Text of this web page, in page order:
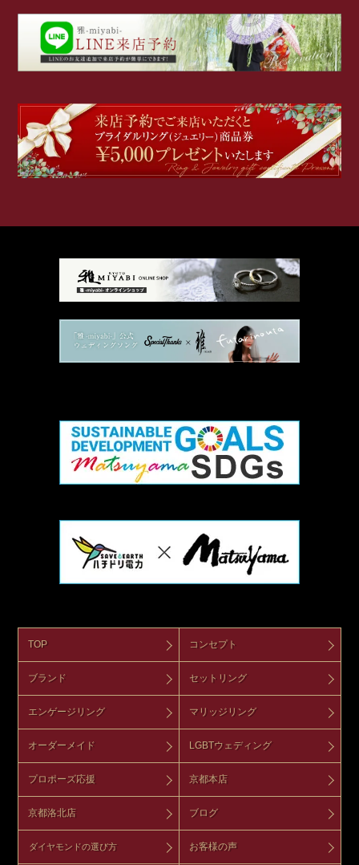
TOP コンセプト
ブランド セットリング
エンゲージリング マリッジリング
オーダーメイド LGBTウェディング
プロポーズ応援 京都本店
京都洛北店 ブログ
ダイヤモンドの選び方 お客様の声